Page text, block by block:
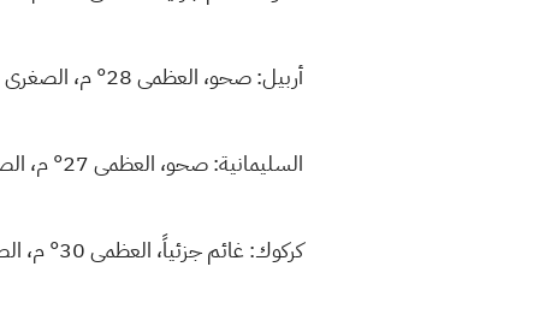
أربيل: صحو، العظمى 28° م، الصغرى 13°.
السليمانية: صحو، العظمى 27° م، الصغرى 10°.
كركوك: غائم جزئياً، العظمى 30° م، الصغرى 14°.